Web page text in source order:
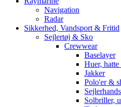
Navigation
Radar
Sikkerhed, Vandsport & Fritid
Sejlertøj & Sko
Crewwear
Baselayer
Huer,
Jakker
Polo'er &
Solbriller,